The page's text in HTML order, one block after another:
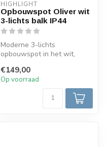
HIGHLIGHT
Opbouwspot Oliver wit
3-lichts balk IP44
Moderne 3-lichts
opbouwspot in het wit,
badkamer IP4...
€149,00
Op voorraad